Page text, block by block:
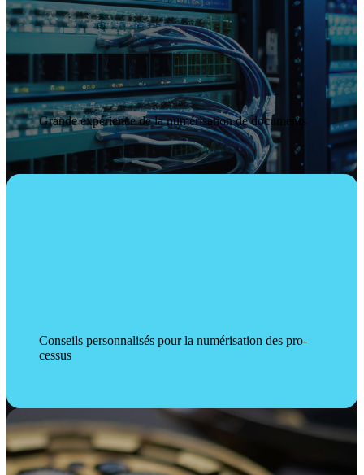
Grande ex­périence de la numé­risation de docu­ments
Con­seils per­sonnalisés pour la numé­risation des pro­
cessus